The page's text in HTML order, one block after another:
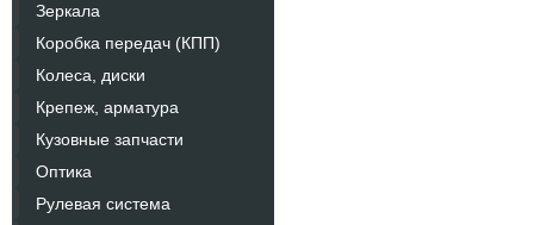
Зеркала
Коробка передач (КПП)
Колеса, диски
Крепеж, арматура
Кузовные запчасти
Оптика
Рулевая система